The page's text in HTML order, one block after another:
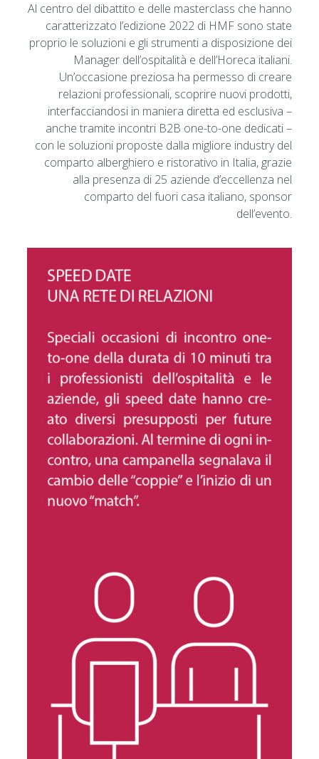
Al centro del dibattito e delle masterclass che hanno
caratterizzato l’edizione 2022 di HMF sono state
proprio le soluzioni e gli strumenti a disposizione dei
Manager dell’ospitalità e dell’Horeca italiani.
Un’occasione preziosa ha permesso di creare
relazioni professionali, scoprire nuovi prodotti,
interfacciandosi in maniera diretta ed esclusiva –
anche tramite incontri B2B one-to-one dedicati –
con le soluzioni proposte dalla migliore industry del
comparto alberghiero e ristorativo in Italia, grazie
alla presenza di 25 aziende d’eccellenza nel
comparto del fuori casa italiano, sponsor
dell’evento.